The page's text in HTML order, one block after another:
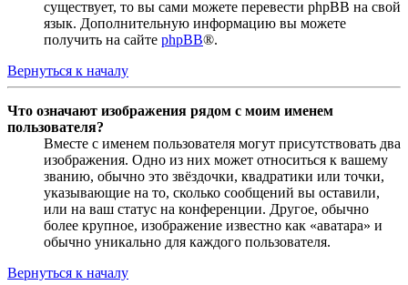
существует, то вы сами можете перевести phpBB на свой
язык. Дополнительную информацию вы можете
получить на сайте phpBB®.
Вернуться к началу
Что означают изображения рядом с моим именем
пользователя?
Вместе с именем пользователя могут присутствовать два
изображения. Одно из них может относиться к вашему
званию, обычно это звёздочки, квадратики или точки,
указывающие на то, сколько сообщений вы оставили,
или на ваш статус на конференции. Другое, обычно
более крупное, изображение известно как «аватара» и
обычно уникально для каждого пользователя.
Вернуться к началу